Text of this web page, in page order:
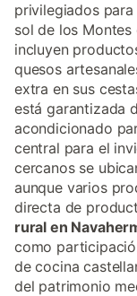
privilegiados
sol de los
incluyen
quesos
extra en sus
está garantizada
acondicionado
central para el
cercanos se
aunque varios
directa de
rural en
como
de cocina
del patrimonio